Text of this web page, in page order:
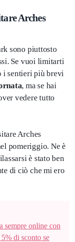
Arches
sono piuttosto
Se vuoi limitarti
i sentieri più brevi
, ma se hai
vedere tutto
Arches
pomeriggio. Ne è
è stato ben
di ciò che mi ero
sempre online con
di sconto se